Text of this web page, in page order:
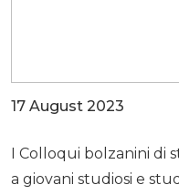
17 August 2023
I Colloqui bolzanini di
a giovani studiosi e